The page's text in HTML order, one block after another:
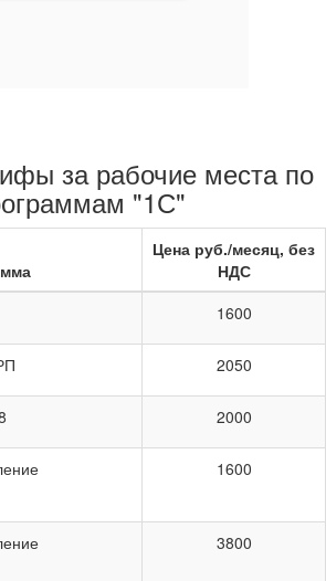
за рабочие места по
"1С"
Цена руб./месяц, без
НДС
1600
2050
2000
1600
3800